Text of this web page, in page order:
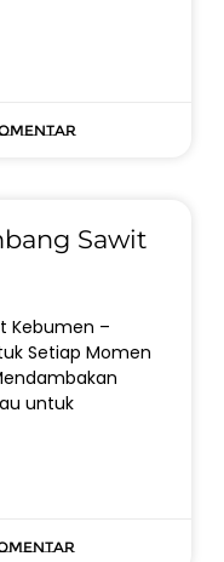
Sawit
Kebumen –
Setiap Momen
untuk